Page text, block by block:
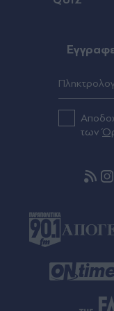
Ο Νετανιάχου
αλλά ξέρουμε να
Πριν 46 λεπτά
Σκιάθος:
σεξουαλική
των